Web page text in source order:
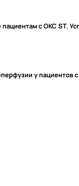
с ОКС ST.
у пациентов